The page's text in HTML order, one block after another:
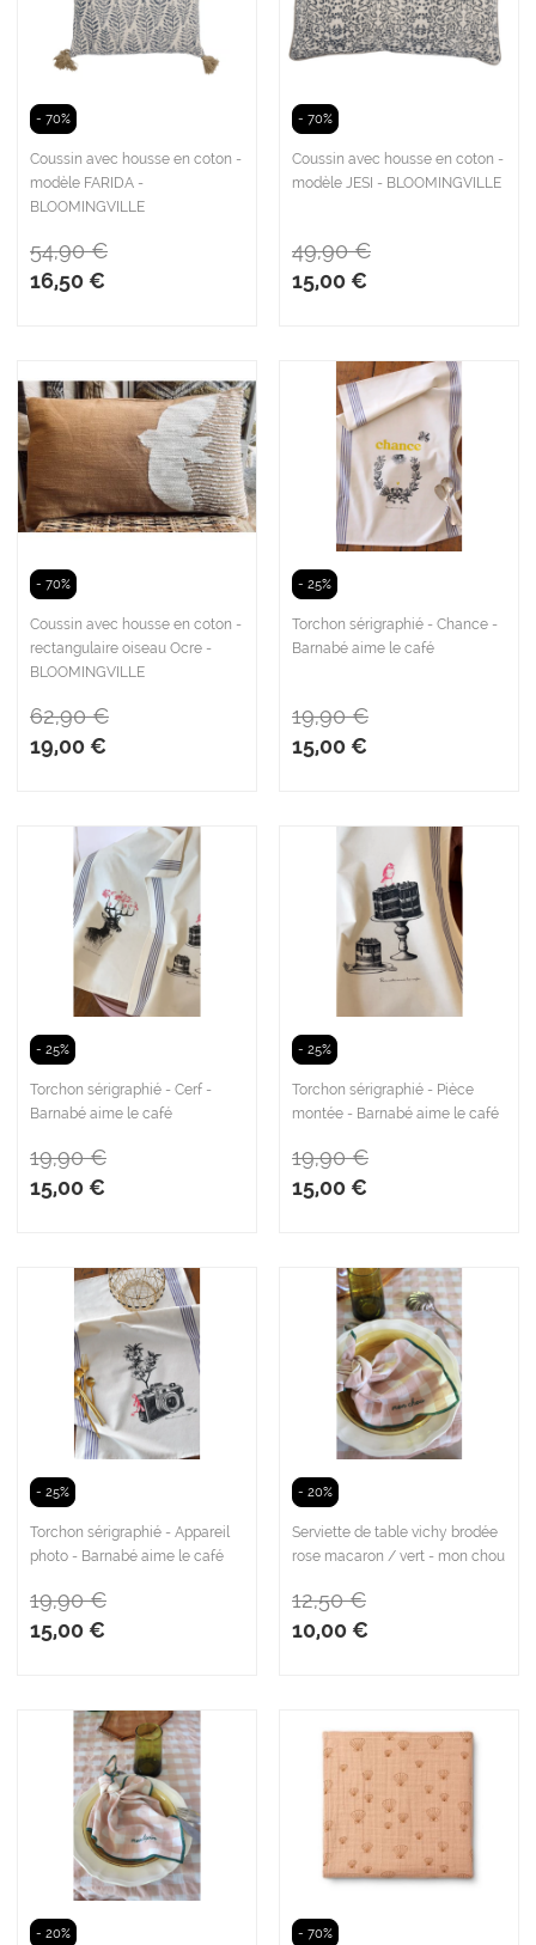
- 70%
Coussin avec housse en coton -
modèle FARIDA -
BLOOMINGVILLE
16,50 €
54,90 €
- 70%
Coussin avec housse en coton -
modèle JESI - BLOOMINGVILLE
15,00 €
49,90 €
- 70%
Coussin avec housse en coton -
rectangulaire oiseau Ocre -
BLOOMINGVILLE
19,00 €
62,90 €
- 25%
Torchon sérigraphié - Chance -
Barnabé aime le café
15,00 €
19,90 €
- 25%
Torchon sérigraphié - Cerf -
Barnabé aime le café
15,00 €
19,90 €
- 25%
Torchon sérigraphié - Pièce
montée - Barnabé aime le café
15,00 €
19,90 €
- 25%
Torchon sérigraphié - Appareil
photo - Barnabé aime le café
15,00 €
19,90 €
- 20%
Serviette de table vichy brodée
rose macaron / vert - mon chou
10,00 €
12,50 €
- 20% - 70%